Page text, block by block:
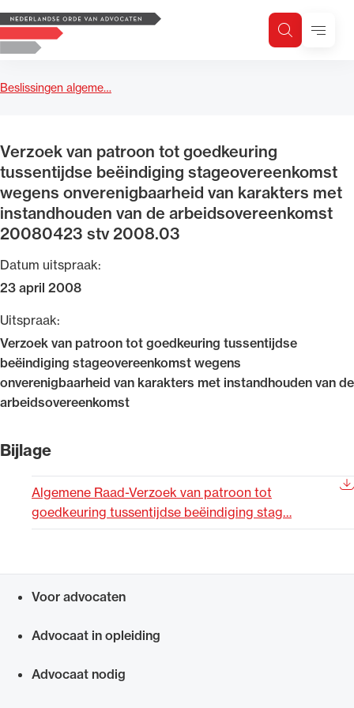
Logo, to the homepage
ZoekenMenu
Beslissingen algeme…
Verzoek van patroon tot goedkeuring
tussentijdse beëindiging stageovereenkomst
wegens onverenigbaarheid van karakters met
instandhouden van de arbeidsovereenkomst
20080423 stv 2008.03
Datum uitspraak:
23 april 2008
Uitspraak:
Verzoek van patroon tot goedkeuring tussentijdse
beëindiging stageovereenkomst wegens
onverenigbaarheid van karakters met instandhouden van de
arbeidsovereenkomst
Bijlage
Algemene Raad-Verzoek van patroon tot
goedkeuring tussentijdse beëindiging stag…
Voor advocaten
Advocaat in opleiding
Advocaat nodig
Zoeken
Zoek op trefwoord
Uitgelicht
advocatuur (Roda).